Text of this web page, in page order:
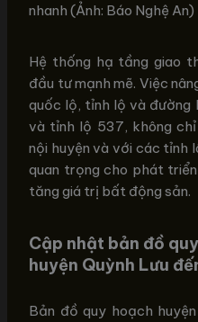
nhanh (Ảnh: Báo Nghệ An)
Hệ thống hạ tầng giao
đầu tư mạnh mẽ. Việc
quốc lộ, tỉnh lộ và đường
và tỉnh lộ 537, không
nội huyện và với các tỉnh
quan trọng cho phát
tăng giá trị bất động sản.
Cập nhật bản đồ
huyện Quỳnh Lưu
Bản đồ quy hoạch